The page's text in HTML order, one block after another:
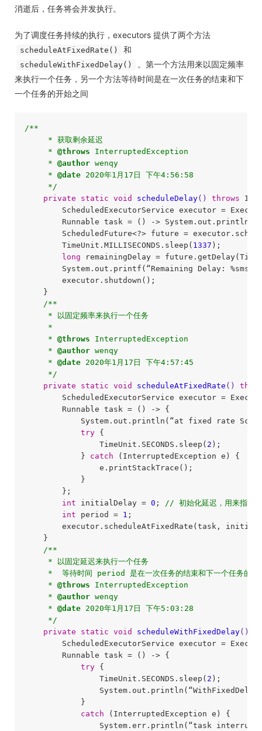
消逝后，任务将会并发执行。
为了调度任务持续的执行，executors 提供了两个方法
scheduleAtFixedRate() 和
scheduleWithFixedDelay()
。第一个方法用来以固定频率
来执行一个任务，另一个方法等待时间是在一次任务的结束和下
一个任务的开始之间
/**
     * 获取剩余延迟
     *
@throws InterruptedException
     *
@author wenqy
     *
@date 2020年1月17日 下午4:56:58
     */
private
static void scheduleDelay() throws
ScheduledExecutorService executor =
Runnable task = () ->
ScheduledFuture<?> future =
        TimeUnit.MILLISECONDS.sleep(
1337 );
long remainingDelay =
System.out.printf(“Remaining Delay:
        executor.shutdown();
    }
/**
     * 以固定频率来执行一个任务
     *
     *
@throws InterruptedException
     *
@author wenqy
     *
@date 2020年1月17日 下午4:57:45
     */
private
static void scheduleAtFixedRate ()
ScheduledExecutorService executor =
        Runnable task = () -> {
System.out.println(“at fixed rate
try {
                TimeUnit.SECONDS.sleep(
2 );
            }
catch (InterruptedException e) {
                e.printStackTrace();
            }
        };
int initialDelay = 0 ; // 初始化延迟，用来指定
int period = 1 ;
executor.scheduleAtFixedRate(task,
    }
/**
     * 以固定延迟来执行一个任务
*  等待时间 period 是在一次任务的结束和下一个任务的开
     *
@throws InterruptedException
     *
@author wenqy
     *
@date 2020年1月17日 下午5:03:28
     */
private
static void scheduleWithFixedDelay()
ScheduledExecutorService executor =
        Runnable task = () -> {
try {
                TimeUnit.SECONDS.sleep(
2 );
            }
catch (InterruptedException e) {
System.err.println(“task